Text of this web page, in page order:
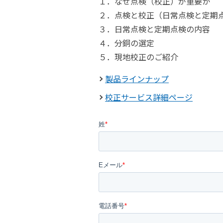
２．点検と校正（日常点検と定期
３．日常点検と定期点検の内容
４．分銅の選定
５．現地校正のご紹介
製品ラインナップ
校正サービス詳細ページ